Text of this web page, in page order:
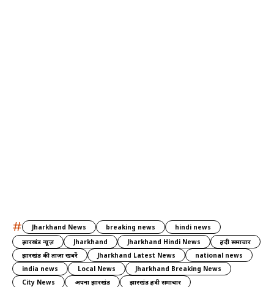
# Jharkhand News breaking news
hindi news
झारखंड न्यूज़
Jharkhand Jharkhand Hindi News
हिंदी समाचार
झारखंड की ताज़ा खबरें
Jharkhand Latest News
national news
india news
Local News
Jharkhand Breaking News
City News
अपना झारखंड
झारखंड हिंदी समाचार